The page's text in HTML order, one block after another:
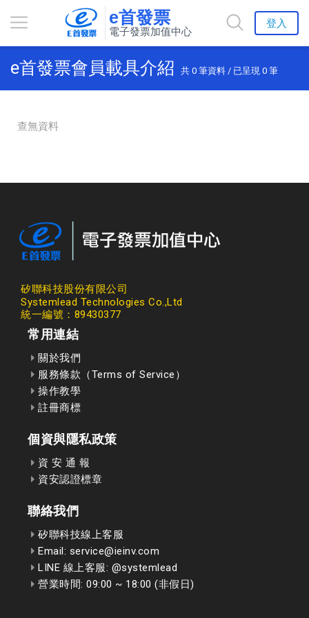
e首發票
電子發票加值中心
登入
e首發票會員載具介紹 共 0 筆資料 / 已呈現 0 筆
查無資料
矽聯科技股份有限公司
Systemlead Technologies Co.,Ltd
統一編號：89430377
常用連結
關於我們
服務條款（Terms of Service）
操作教學
註冊商標
個資與隱私政策
資 安 通 報
資安認證標章
聯絡我們
矽聯科技線上客服
Email: service@ieinv.com
LINE 線上客服: @systemlead
營業時間: 09:00 ~ 18:00 (非假日)